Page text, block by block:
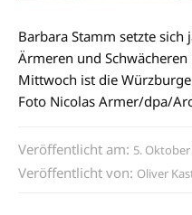
Barbara Stamm setzte
Ärmeren und
Mittwoch ist die
Foto Nicolas Armer/dpa/
Veröffentlicht am: 5. Oktober
Veröffentlicht von: Oliver